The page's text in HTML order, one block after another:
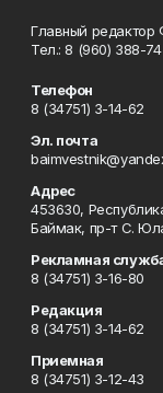
Главный
Тел.: 8 (960) 388-
Телефон
8 (34751) 3-14-62
Эл. почта
Адрес
453630,
Баймак, пр-т С.
Рекламная
8 (34751) 3-16-80
Редакция
8 (34751) 3-14-62
Приемная
8 (34751) 3-12-43